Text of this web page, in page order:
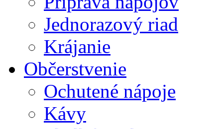
Jednorazový riad
Krájanie
Občerstvenie
Ochutené nápoje
Kávy